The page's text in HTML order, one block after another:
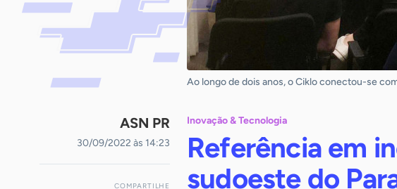
Ao longo de dois anos, o Ciklo conectou-se
ASN PR
30/09/2022 às 14:23
COMPARTILHE
Inovação & Tecnologia
Referência em
sudoeste do